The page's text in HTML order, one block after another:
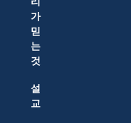
가
믿
는
것
설
교